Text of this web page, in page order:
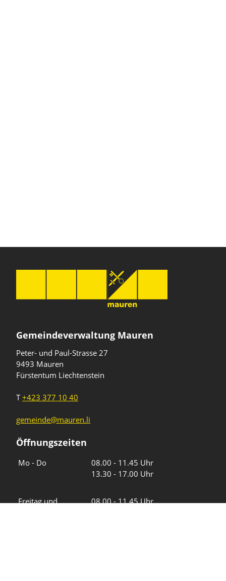
Gemeindeverwaltung Mauren
Peter- und Paul-Strasse 27
9493 Mauren
Fürstentum Liechtenstein
T+423 377 10 40
gemeinde@mauren.li
Öffnungszeiten
Mo - Do
08.00 - 11.45 Uhr
13.30 - 17.00 Uhr
Freitag und
08.00 - 11.45 Uhr